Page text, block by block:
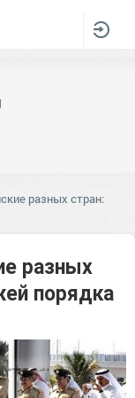
разных стран:
разных
порядка